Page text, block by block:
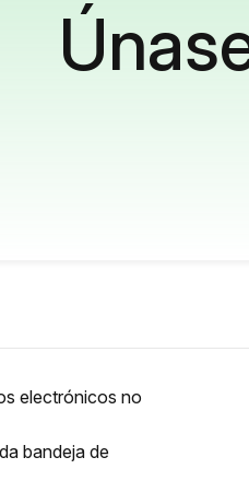
electrónicos no
bandeja de